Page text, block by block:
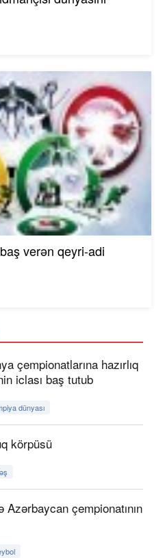
verən qeyri-adi
çempionatlarına hazırlıq
iclası baş tutub
dünyası
körpüsü
çempionatının